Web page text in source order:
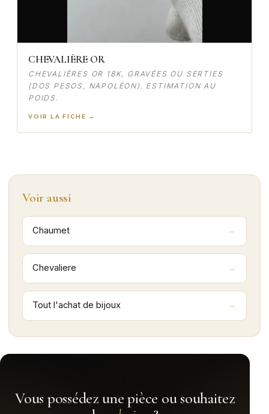
CHEVALIÈRE OR
CHEVALIÈRES OR 18K, GRAVÉES OU SERTIES
(DOS PESOS, NAPOLÉON). ESTIMATION AU
POIDS.
VOIR LA FICHE →
Voir aussi
Chaumet
Chevaliere
Tout l'achat de bijoux
Vous possédez une pièce ou souhaitez